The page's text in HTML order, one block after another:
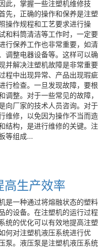
此，掌握一些注塑机维修技
先，正确的操作和保养是注塑
操作规程和工艺要求进行操
和料筒清洁等工作时，一定要
行保养工作也非常重要，如清
调整电器设备等。这样可以确
并解决注塑机故障是非常重要
程中出现异常、产品出现瑕疵
行检查。一旦发现故障，要根
整。对于一些常见的故障，
向厂家的技术人员咨询。对于
维修，以免因为操作不当而造
结构，是进行维修的关键。注
等组成...
生产效率
是一种通过将熔融状态的塑料
的设备。在注塑机的运行过程
统的优化可以有效地提高注塑
何对注塑机液压系统进行优
泵。液压泵是注塑机液压系统